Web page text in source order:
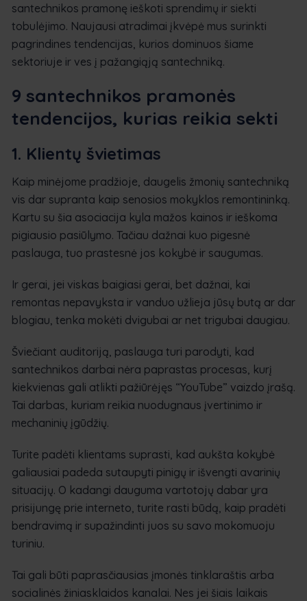
santechnikos pramonę ieškoti sprendimų ir siekti
tobulėjimo. Naujausi atradimai įkvėpė mus surinkti
pagrindines tendencijas, kurios dominuos šiame
sektoriuje ir ves į pažangiąją santechniką.
9 santechnikos pramonės
tendencijos, kurias reikia sekti
1. Klientų švietimas
Kaip minėjome pradžioje, daugelis žmonių santechniką
vis dar supranta kaip senosios mokyklos remontininką.
Kartu su šia asociacija kyla mažos kainos ir ieškoma
pigiausio pasiūlymo. Tačiau dažnai kuo pigesnė
paslauga, tuo prastesnė jos kokybė ir saugumas.
Ir gerai, jei viskas baigiasi gerai, bet dažnai, kai
remontas nepavyksta ir vanduo užlieja jūsų butą ar dar
blogiau, tenka mokėti dvigubai ar net trigubai daugiau.
Šviečiant auditoriją, paslauga turi parodyti, kad
santechnikos darbai nėra paprastas procesas, kurį
kiekvienas gali atlikti pažiūrėjęs “YouTube” vaizdo įrašą.
Tai darbas, kuriam reikia nuodugnaus įvertinimo ir
mechaninių įgūdžių.
Turite padėti klientams suprasti, kad aukšta kokybė
galiausiai padeda sutaupyti pinigų ir išvengti avarinių
situacijų. O kadangi dauguma vartotojų dabar yra
prisijungę prie interneto, turite rasti būdą, kaip pradėti
bendravimą ir supažindinti juos su savo mokomuoju
turiniu.
Tai gali būti paprasčiausias įmonės tinklaraštis arba
socialinės žiniasklaidos kanalai. Nes jei šiais laikais